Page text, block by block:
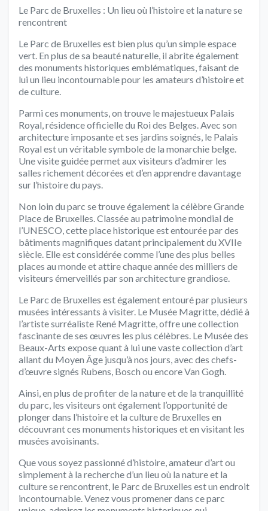
Le Parc de Bruxelles : Un lieu où l’histoire et la nature se
rencontrent
Le Parc de Bruxelles est bien plus qu’un simple espace
vert. En plus de sa beauté naturelle, il abrite également
des monuments historiques emblématiques, faisant de
lui un lieu incontournable pour les amateurs d’histoire et
de culture.
Parmi ces monuments, on trouve le majestueux Palais
Royal, résidence officielle du Roi des Belges. Avec son
architecture imposante et ses jardins soignés, le Palais
Royal est un véritable symbole de la monarchie belge.
Une visite guidée permet aux visiteurs d’admirer les
salles richement décorées et d’en apprendre davantage
sur l’histoire du pays.
Non loin du parc se trouve également la célèbre Grande
Place de Bruxelles. Classée au patrimoine mondial de
l’UNESCO, cette place historique est entourée par des
bâtiments magnifiques datant principalement du XVIIe
siècle. Elle est considérée comme l’une des plus belles
places au monde et attire chaque année des milliers de
visiteurs émerveillés par son architecture grandiose.
Le Parc de Bruxelles est également entouré par plusieurs
musées intéressants à visiter. Le Musée Magritte, dédié à
l’artiste surréaliste René Magritte, offre une collection
fascinante de ses œuvres les plus célèbres. Le Musée des
Beaux-Arts expose quant à lui une vaste collection d’art
allant du Moyen Âge jusqu’à nos jours, avec des chefs-
d’œuvre signés Rubens, Bosch ou encore Van Gogh.
Ainsi, en plus de profiter de la nature et de la tranquillité
du parc, les visiteurs ont également l’opportunité de
plonger dans l’histoire et la culture de Bruxelles en
découvrant ces monuments historiques et en visitant les
musées avoisinants.
Que vous soyez passionné d’histoire, amateur d’art ou
simplement à la recherche d’un lieu où la nature et la
culture se rencontrent, le Parc de Bruxelles est un endroit
incontournable. Venez vous promener dans ce parc